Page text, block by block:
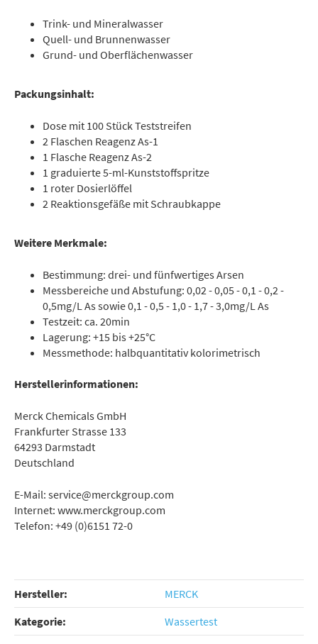
Trink- und Mineralwasser
Quell- und Brunnenwasser
Grund- und Oberflächenwasser
Packungsinhalt:
Dose mit 100 Stück Teststreifen
2 Flaschen Reagenz As-1
1 Flasche Reagenz As-2
1 graduierte 5-ml-Kunststoffspritze
1 roter Dosierlöffel
2 Reaktionsgefäße mit Schraubkappe
Weitere Merkmale:
Bestimmung: drei- und fünfwertiges Arsen
Messbereiche und Abstufung: 0,02 - 0,05 - 0,1 - 0,2 -
0,5mg/L As sowie 0,1 - 0,5 - 1,0 - 1,7 - 3,0mg/L As
Testzeit: ca. 20min
Lagerung: +15 bis +25°C
Messmethode: halbquantitativ kolorimetrisch
Herstellerinformationen:
Merck Chemicals GmbH
Frankfurter Strasse 133
64293 Darmstadt
Deutschland
E-Mail: service@merckgroup.com
Internet: www.merckgroup.com
Telefon: +49 (0)6151 72-0
Hersteller:
MERCK
Kategorie:
Wassertest